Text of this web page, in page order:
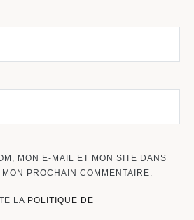
MON E-MAIL ET MON SITE DANS
PROCHAIN COMMENTAIRE.
LA POLITIQUE DE